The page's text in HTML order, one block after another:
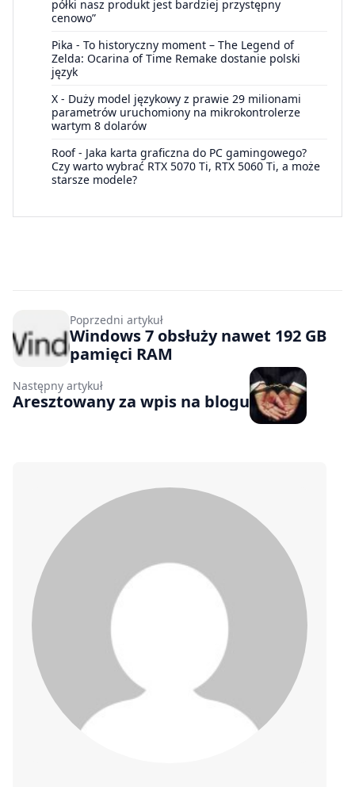
półki nasz produkt jest bardziej przystępny
cenowo”
Pika - To historyczny moment – The Legend of
Zelda: Ocarina of Time Remake dostanie polski
język
X - Duży model językowy z prawie 29 milionami
parametrów uruchomiony na mikrokontrolerze
wartym 8 dolarów
Roof- Jaka karta graficzna do PC gamingowego?
Czy warto wybrać RTX 5070 Ti, RTX 5060 Ti, a może
starsze modele?
Poprzedni artykuł
Windows 7 obsłuży nawet 192 GB
pamięci RAM
Następny artykuł
Aresztowany za wpis na blogu